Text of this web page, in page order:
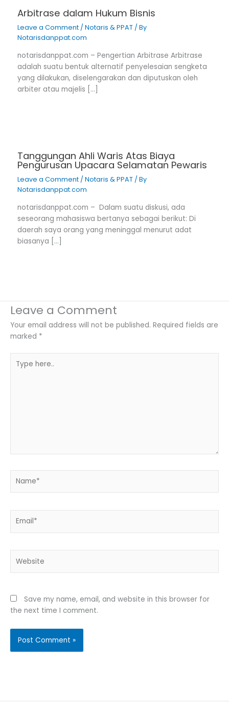
Arbitrase dalam Hukum Bisnis
Leave a Comment /Notaris & PPAT / By
Notarisdanppat.com
notarisdanppat.com – Pengertian Arbitrase Arbitrase
adalah suatu bentuk alternatif penyelesaian sengketa
yang dilakukan, diselengarakan dan diputuskan oleh
arbiter atau majelis […]
Tanggungan Ahli Waris Atas Biaya
Pengurusan Upacara Selamatan Pewaris
Leave a Comment /Notaris & PPAT / By
Notarisdanppat.com
notarisdanppat.com – Dalam suatu diskusi, ada
seseorang mahasiswa bertanya sebagai berikut: Di
daerah saya orang yang meninggal menurut adat
biasanya […]
Leave a Comment
Your email address will not be published. Required fields are
marked *
here..
Save my name, email, and website in this browser for
the next time I comment.